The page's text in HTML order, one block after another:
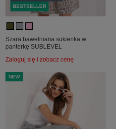
BESTSELLER
Szara bawełniana sukienka w
panterkę SUBLEVEL
Zaloguj się i zobacz cenę
NEW